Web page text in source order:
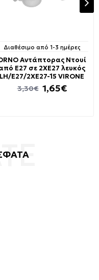
Διαθέσιμο από 1-3 ημέρες
Αντάπτορας Ντουί
Ε27 σε 2ΧΕ27 λευκός
LH/E27/2XE27-15 VIRONE
1,65€
3,30€